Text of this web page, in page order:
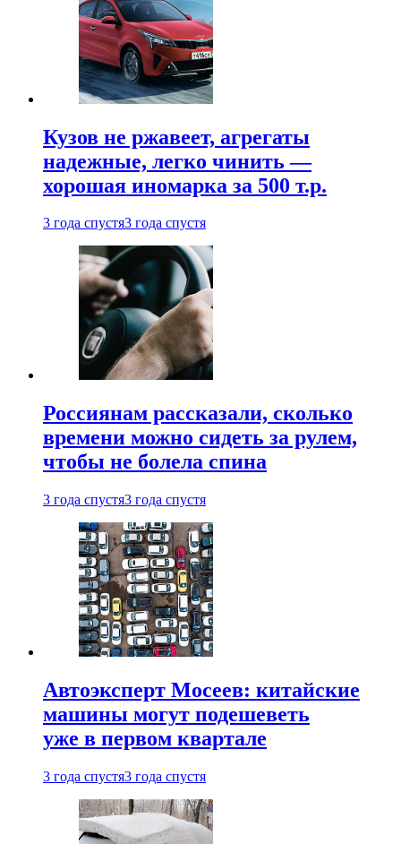
Кузов не ржавеет, агрегаты
надежные, легко чинить —
хорошая иномарка за 500 т.р.
3 года спустя3 года спустя
Россиянам рассказали, сколько
времени можно сидеть за рулем,
чтобы не болела спина
3 года спустя3 года спустя
Автоэксперт Мосеев: китайские
машины могут подешеветь
уже в первом квартале
3 года спустя3 года спустя